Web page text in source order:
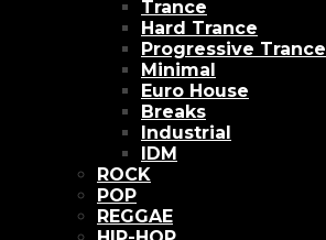
Trance
Hard Trance
Progressive Trance
Minimal
Euro House
Breaks
Industrial
IDM
ROCK
POP
REGGAE